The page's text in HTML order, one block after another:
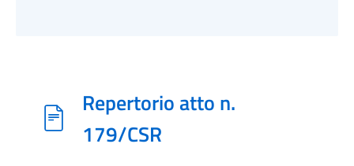
Repertorio atto n.
179/CSR